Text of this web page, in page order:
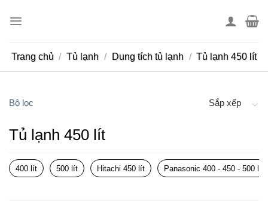
Trang chủ / Tủ lạnh / Dung tích tủ lạnh / Tủ lạnh 450 lít
Bộ lọc Sắp xếp
Tủ lạnh 450 lít
400 lít 500 lít Hitachi 450 lít Panasonic 400 - 450 - 500 lít